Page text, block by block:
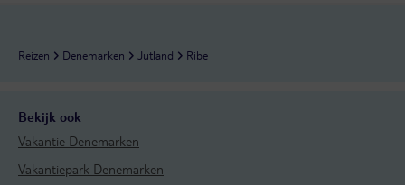
Reizen Denemarken Jutland Ribe
Bekijk ook
Vakantie Denemarken
Vakantiepark Denemarken